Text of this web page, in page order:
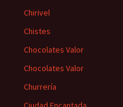
Chirivel
Chistes
Chocolates Valor
Chocolates Valor
Churrería